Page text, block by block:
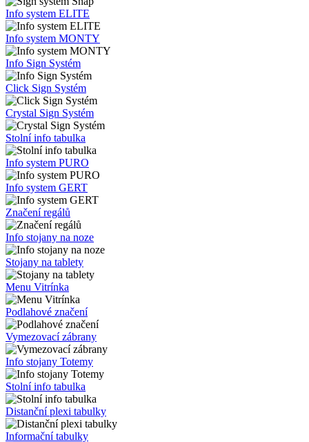
Perfect Sign Systém Flap Profil
Sign system Curved
Sign system Snap
Info system ELITE
Info system MONTY
Info Sign Systém
Click Sign Systém
Crystal Sign Systém
Stolní info tabulka
Info system PURO
Info system GERT
Značení regálů
Info stojany na noze
Stojany na tablety
Menu Vitrínka
Podlahové značení
Vymezovací zábrany
Info stojany Totemy